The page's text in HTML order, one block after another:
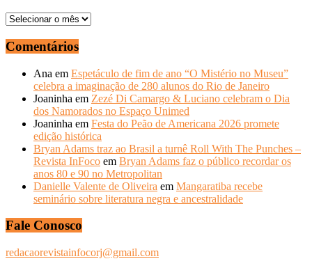
ARQUIVOS
ANOS
ANTERIORES
Comentários
Ana em Espetáculo de fim de ano “O Mistério no Museu”
celebra a imaginação de 280 alunos do Rio de Janeiro
Joaninha em Zezé Di Camargo & Luciano celebram o Dia
dos Namorados no Espaço Unimed
Joaninha em Festa do Peão de Americana 2026 promete
edição histórica
Bryan Adams traz ao Brasil a turnê Roll With The Punches –
Revista InFoco em Bryan Adams faz o público recordar os
anos 80 e 90 no Metropolitan
Danielle Valente de Oliveira em Mangaratiba recebe
seminário sobre literatura negra e ancestralidade
Fale Conosco
redacaorevistainfocorj@gmail.com